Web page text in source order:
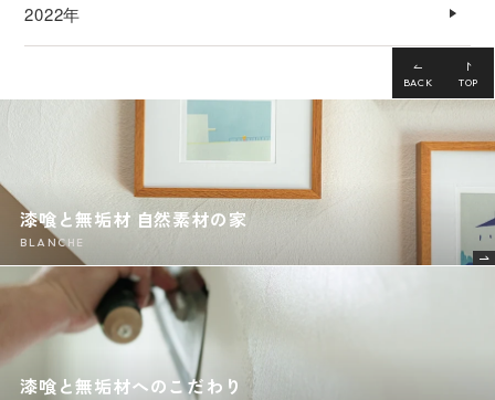
2022年
BACK TOP
漆喰と無垢材 自然素材の家
BLANCHE
漆喰と無垢材へのこだわり